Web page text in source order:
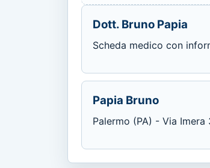
Dott. Bruno Papia
Scheda medico con
Papia Bruno
Palermo (PA) - Via Imera